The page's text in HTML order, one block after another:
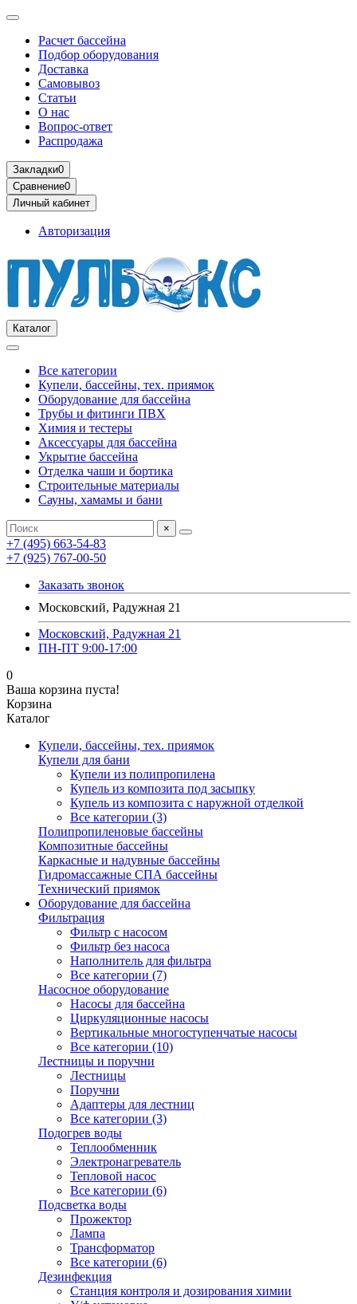
Расчет бассейна
Подбор оборудования
Доставка
Самовывоз
Статьи
О нас
Вопрос-ответ
Распродажа
Закладки0
Сравнение0
Личный кабинет
Авторизация
Каталог
Все категории
Купели, бассейны, тех. приямок
Оборудование для бассейна
Трубы и фитинги ПВХ
Химия и тестеры
Аксессуары для бассейна
Укрытие бассейна
Отделка чаши и бортика
Строительные материалы
Сауны, хамамы и бани
×
+7 (495) 663-54-83
+7 (925) 767-00-50
Заказать звонок
Московский, Радужная 21
Московский, Радужная 21
ПН-ПТ 9:00-17:00
0
Ваша корзина пуста!
Корзина
Каталог
Купели, бассейны, тех. приямок
Купели для бани
Купели из полипропилена
Купель из композита под засыпку
Купель из композита с наружной отделкой
Все категории (3)
Полипропиленовые бассейны
Композитные бассейны
Каркасные и надувные бассейны
Гидромассажные СПА бассейны
Технический приямок
Оборудование для бассейна
Фильтрация
Фильтр с насосом
Фильтр без насоса
Наполнитель для фильтра
Все категории (7)
Насосное оборудование
Насосы для бассейна
Циркуляционные насосы
Вертикальные многоступенчатые насосы
Все категории (10)
Лестницы и поручни
Лестницы
Поручни
Адаптеры для лестниц
Все категории (3)
Подогрев воды
Теплообменник
Электронагреватель
Тепловой насос
Все категории (6)
Подсветка воды
Прожектор
Лампа
Трансформатор
Все категории (6)
Дезинфекция
Станция контроля и дозирования химии